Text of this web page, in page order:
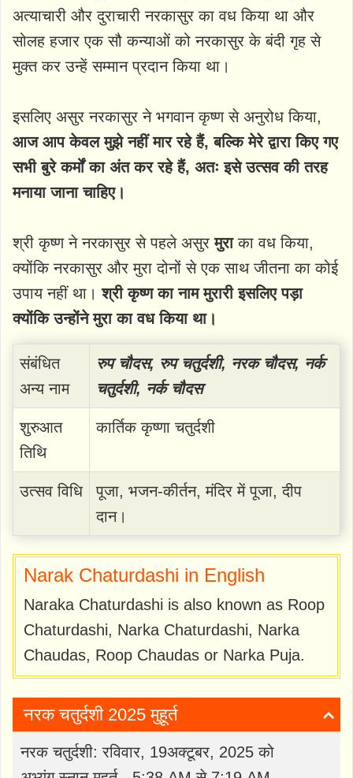
अत्याचारी और दुराचारी नरकासुर का वध किया था और
सोलह हजार एक सौ कन्याओं को नरकासुर के बंदी गृह से
मुक्त कर उन्हें सम्मान प्रदान किया था।
इसलिए असुर नरकासुर ने भगवान कृष्ण से अनुरोध किया,
आज आप केवल मुझे नहीं मार रहे हैं, बल्कि मेरे द्वारा किए गए
सभी बुरे कर्मों का अंत कर रहे हैं, अतः इसे उत्सव की तरह
मनाया जाना चाहिए।
श्री कृष्ण ने नरकासुर से पहले असुरमुराका वध किया,
क्योंकि नरकासुर और मुरा दोनों से एक साथ जीतना का कोई
उपाय नहीं था।श्री कृष्ण का नाम मुरारी इसलिए पड़ा
क्योंकि उन्होंने मुरा का वध किया था।
संबंधित
अन्य नाम
रुप चौदस, रुप चतुर्दशी, नरक चौदस, नर्क
चतुर्दशी, नर्क चौदस
शुरुआत
तिथि
कार्तिक कृष्णा चतुर्दशी
उत्सव विधि
पूजा, भजन-कीर्तन, मंदिर में पूजा, दीप
दान।
Narak Chaturdashi in English
Naraka Chaturdashi is also known as Roop
Chaturdashi, Narka Chaturdashi, Narka
Chaudas, Roop Chaudas or Narka Puja.
नरक चतुर्दशी 2025 मुहूर्त
नरक चतुर्दशी: रविवार, 19अक्टूबर, 2025 को